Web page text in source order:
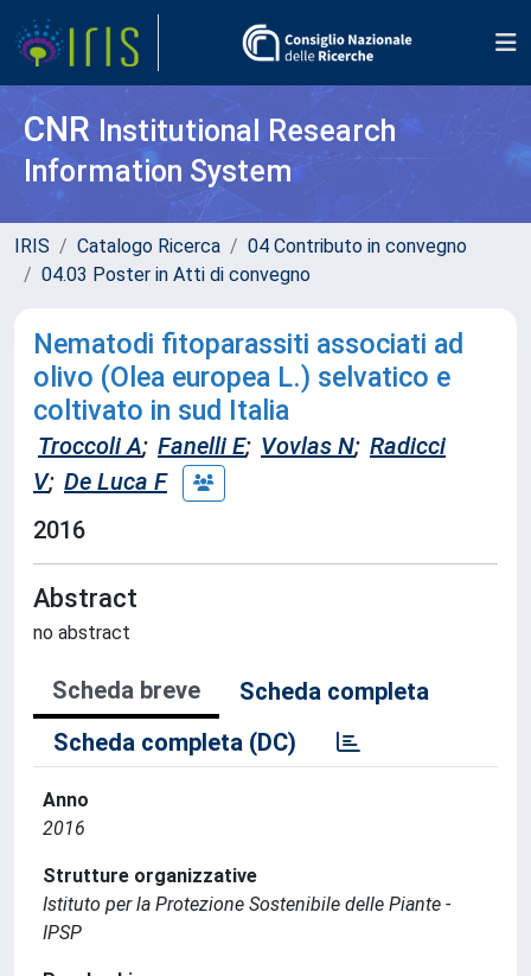
CNR Institutional Research
Information System
IRIS Catalogo Ricerca
04 Contributo in convegno
04.03 Poster in Atti di convegno
Nematodi fitoparassiti associati ad
olivo (Olea europea L.) selvatico e
coltivato in sud Italia
Troccoli A; Fanelli E; Vovlas N; Radicci
V; De Luca F
2016
Abstract
no abstract
Scheda breve
Scheda completa
Scheda completa (DC)
Anno
2016
Strutture organizzative
Istituto per la Protezione Sostenibile delle Piante -
IPSP